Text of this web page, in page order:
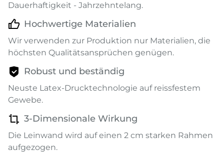
Dauerhaftigkeit - Jahrzehntelang.
Hochwertige Materialien
Wir verwenden zur Produktion nur Materialien, die
höchsten Qualitätsansprüchen genügen.
Robust und beständig
Neuste Latex-Drucktechnologie auf reissfestem
Gewebe.
3-Dimensionale Wirkung
Die Leinwand wird auf einen 2 cm starken Rahmen
aufgezogen.